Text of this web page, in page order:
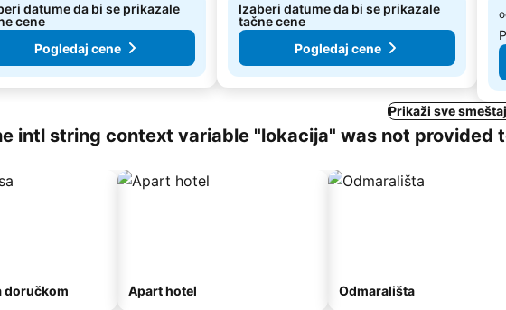
datume da bi se prikazale
cene
Pogledaj cene
Izaberi datume da bi se prikazale
tačne cene
Pogledaj cene
Prikaži sve
intl string context variable "lokacija" was not provided
doručkom Apart hotel Odmarališta